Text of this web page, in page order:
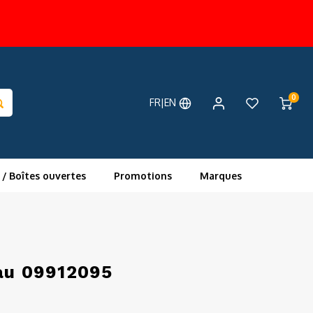
FR|EN 0
Boîtes ouvertes Promotions Marques
09912095